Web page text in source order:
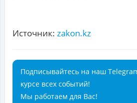
Источник: zakon.kz
Подписывайтесь на наш
курсе всех событий!
Мы работаем для Вас!